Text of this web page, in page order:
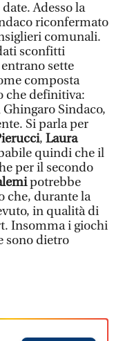
Adesso la
riconfermato
comunali.
sconfitti
sette
composta
che definitiva:
Sindaco,
Si parla per
, Laura
quindi che il
per il secondo
potrebbe
che, durante la
in qualità di
Insomma i giochi
sono dietro